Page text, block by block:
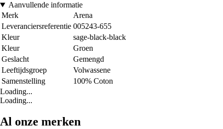
Aanvullende informatie
Merk
Arena
Leveranciersreferentie 005243-655
Kleur
sage-black-black
Kleur
Groen
Geslacht
Gemengd
Leeftijdsgroep
Volwassene
Samenstelling
100% Coton
Loading...
Loading...
Al onze merken